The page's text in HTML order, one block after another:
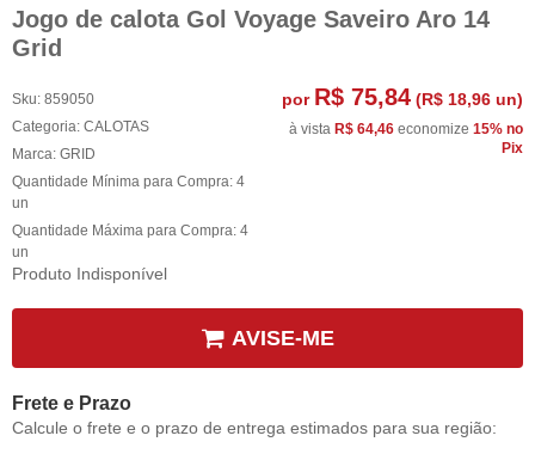
Jogo de calota Gol Voyage Saveiro Aro 14
Grid
Sku: 859050
Categoria: CALOTAS
Marca: GRID
Quantidade Mínima para Compra: 4
un
Quantidade Máxima para Compra: 4
un
Produto Indisponível
por R$ 75,84 (R$ 18,96 un)
à vista R$ 64,46 economize 15% no
Pix
AVISE-ME
Frete e Prazo
Calcule o frete e o prazo de entrega estimados para sua região: